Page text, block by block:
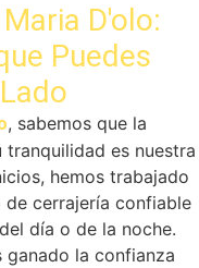
D'olo:
Puedes
, sabemos que la
es nuestra
hemos trabajado
cerrajería confiable
día o de la noche.
ganado la confianza